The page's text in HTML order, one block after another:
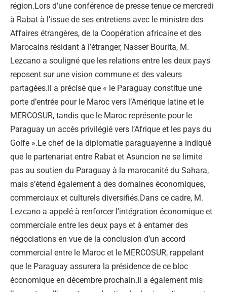
région.Lors d’une conférence de presse tenue ce mercredi
à Rabat à l’issue de ses entretiens avec le ministre des
Affaires étrangères, de la Coopération africaine et des
Marocains résidant à l’étranger, Nasser Bourita, M.
Lezcano a souligné que les relations entre les deux pays
reposent sur une vision commune et des valeurs
partagées.Il a précisé que « le Paraguay constitue une
porte d’entrée pour le Maroc vers l’Amérique latine et le
MERCOSUR, tandis que le Maroc représente pour le
Paraguay un accès privilégié vers l’Afrique et les pays du
Golfe ».Le chef de la diplomatie paraguayenne a indiqué
que le partenariat entre Rabat et Asuncion ne se limite
pas au soutien du Paraguay à la marocanité du Sahara,
mais s’étend également à des domaines économiques,
commerciaux et culturels diversifiés.Dans ce cadre, M.
Lezcano a appelé à renforcer l’intégration économique et
commerciale entre les deux pays et à entamer des
négociations en vue de la conclusion d’un accord
commercial entre le Maroc et le MERCOSUR, rappelant
que le Paraguay assurera la présidence de ce bloc
économique en décembre prochain.Il a également mis